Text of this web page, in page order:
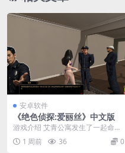
安卓软件
《绝色侦探:爱丽丝》中文版
游戏介绍 艾青公寓发生了一起命案,
1802号公寓女主人离奇死亡,没有任
何挣扎,没...
1 周前 36 0